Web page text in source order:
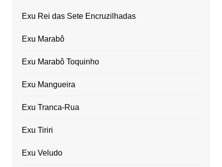
Exu Rei das Sete Encruzilhadas
Exu Marabô
Exu Marabô Toquinho
Exu Mangueira
Exu Tranca-Rua
Exu Tiriri
Exu Veludo